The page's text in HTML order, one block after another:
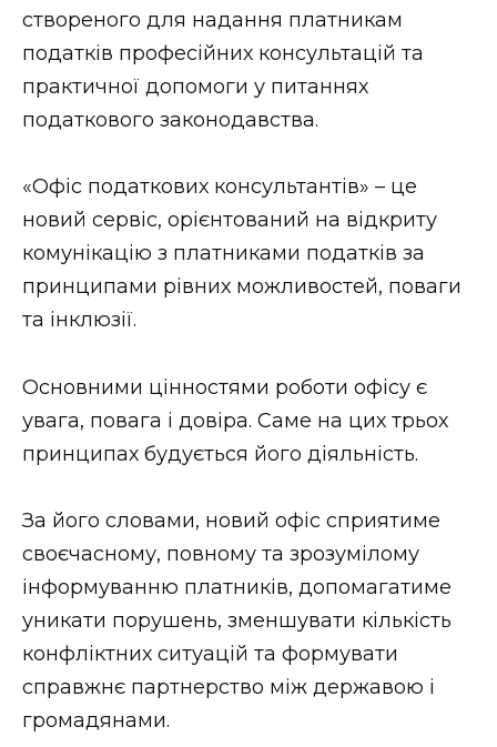
Соціум
Спорт
Стиль життя
Втрачений Ужгород (відеоверсія)
ЗАКАРПАТСЬКІ НОВИНИ
НОВИНИ ЗАХІДНОЇ УКРАЇНИ
ФОТО
ВІДЕО
створеного для надання платникам
податків професійних консультацій та
практичної допомоги у питаннях
податкового законодавства.
«Офіс податкових консультантів» – це
новий сервіс, орієнтований на відкриту
комунікацію з платниками податків за
принципами рівних можливостей, поваги
та інклюзії.
Основними цінностями роботи офісу є
увага, повага і довіра. Саме на цих трьох
принципах будується його діяльність.
За його словами, новий офіс сприятиме
своєчасному, повному та зрозумілому
інформуванню платників, допомагатиме
уникати порушень, зменшувати кількість
конфліктних ситуацій та формувати
справжнє партнерство між державою і
громадянами.